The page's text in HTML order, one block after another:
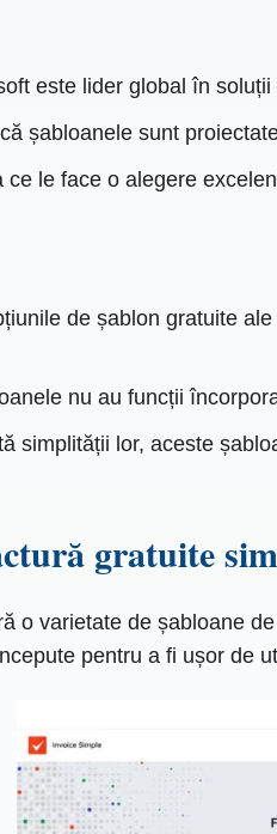
este lider global în
șabloanele sunt
le face o alegere
de șablon gratuite
nu au funcții
simplității lor, aceste
gratuite
o varietate de șabloane
pentru a fi ușor